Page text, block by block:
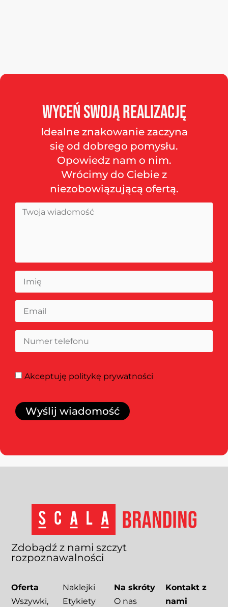
Wyceńswojąrealizację
Idealne znakowanie zaczyna
się od dobrego pomysłu.
Opowiedz nam o nim.
Wrócimy do Ciebie z
niezobowiązującą ofertą.
Akceptuję politykę prywatności
Wyślij wiadomość
Oferta
Wszywki,
Naklejki
Etykiety
Na skróty
O nas
Kontakt z
nami
Zdobądź z nami szczyt
rozpoznawalności